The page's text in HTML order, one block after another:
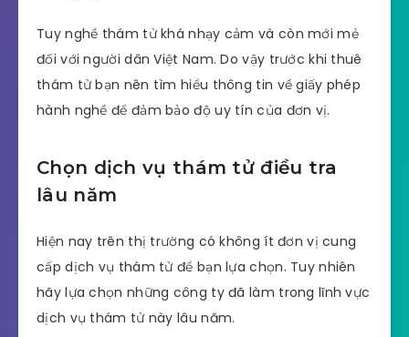
Tuy nghề thám tử khá nhạy cảm và còn mới mẻ
đối với người dân Việt Nam. Do vậy trước khi thuê
thám tử bạn nên tìm hiểu thông tin về giấy phép
hành nghề để đảm bảo độ uy tín của đơn vị.
Chọn dịch vụ thám tử điều tra
lâu năm
Hiện nay trên thị trường có không ít đơn vị cung
cấp dịch vụ thám tử để bạn lựa chọn. Tuy nhiên
hãy lựa chọn những công ty đã làm trong lĩnh vực
dịch vụ thám tử này lâu năm.